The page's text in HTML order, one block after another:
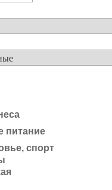
питание
спорт